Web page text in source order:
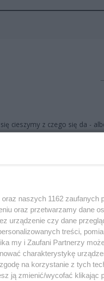
cieszymy z czego się da -
naszych 1162 zaufanych
oraz przetwarzamy dane
urządzenie czy dane
treści,
my i Zaufani Partnerzy
charakterystykę
na korzystanie z tych
ją zmienić/wycofać